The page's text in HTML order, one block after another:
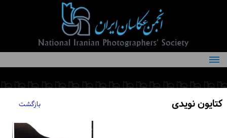
درباره انجمن
کمیته‌های انجمن
کتایون نویدی بازگشت